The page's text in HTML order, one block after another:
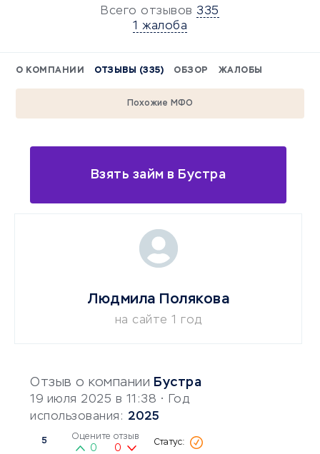
Всего отзывов 335
1 жалоба
О КОМПАНИИ ОТЗЫВЫ (335) ОБЗОР ЖАЛОБЫ
Похожие МФО
Взять займ в Бустра
Отзыв о компании Бустра
19 июля 2025 в 11:38 • Год
использования: 2025
5 Оцените отзыв
0 0
Людмила Полякова
на сайте 1 год